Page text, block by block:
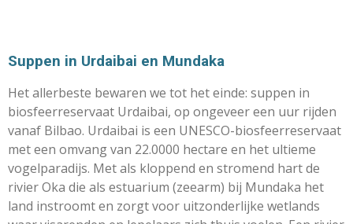
Suppen in Urdaibai en Mundaka
Het allerbeste bewaren we tot het einde: suppen in
biosfeerreservaat Urdaibai, op ongeveer een uur rijden
vanaf Bilbao. Urdaibai is een UNESCO-biosfeerreservaat
met een omvang van 22.0000 hectare en het ultieme
vogelparadijs. Met als kloppend en stromend hart de
rivier Oka die als estuarium (zeearm) bij Mundaka het
land instroomt en zorgt voor uitzonderlijke wetlands